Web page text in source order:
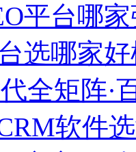
平台哪
选哪家
全矩阵·
软件